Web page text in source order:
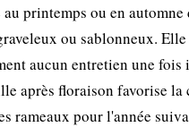
au printemps ou en automne
ou sablonneux. Elle
aucun entretien une fois
après floraison favorise la
rameaux pour l'année